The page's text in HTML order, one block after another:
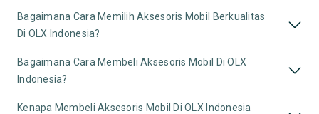
Bagaimana Cara Memilih Aksesoris Mobil Berkualitas
Di OLX Indonesia?
Bagaimana Cara Membeli Aksesoris Mobil Di OLX
Indonesia?
Kenapa Membeli Aksesoris Mobil Di OLX Indonesia